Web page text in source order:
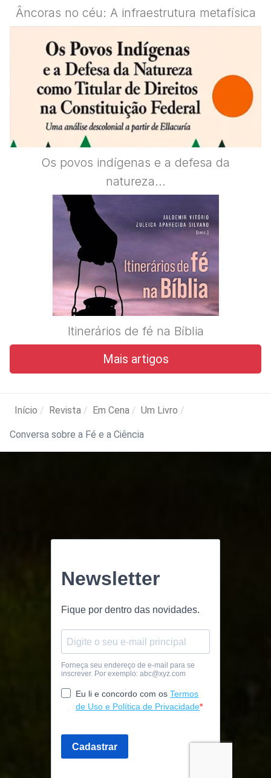
Âncoras no céu: A infraestrutura metafísica
Os povos indígenas e a defesa da
natureza...
Itinerários de fé na Bíblia
Mais artigos
Início Revista Em Cena Um Livro
Conversa sobre a Fé e a Ciência